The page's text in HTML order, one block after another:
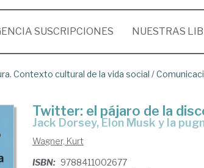
SUSCRIPCIONES NUESTRAS
Contexto cultural de la vida social /
Twitter: el pájaro de la
Jack Dorsey, Elon Musk y la
Wagner, Kurt
ISBN: 9788411002677